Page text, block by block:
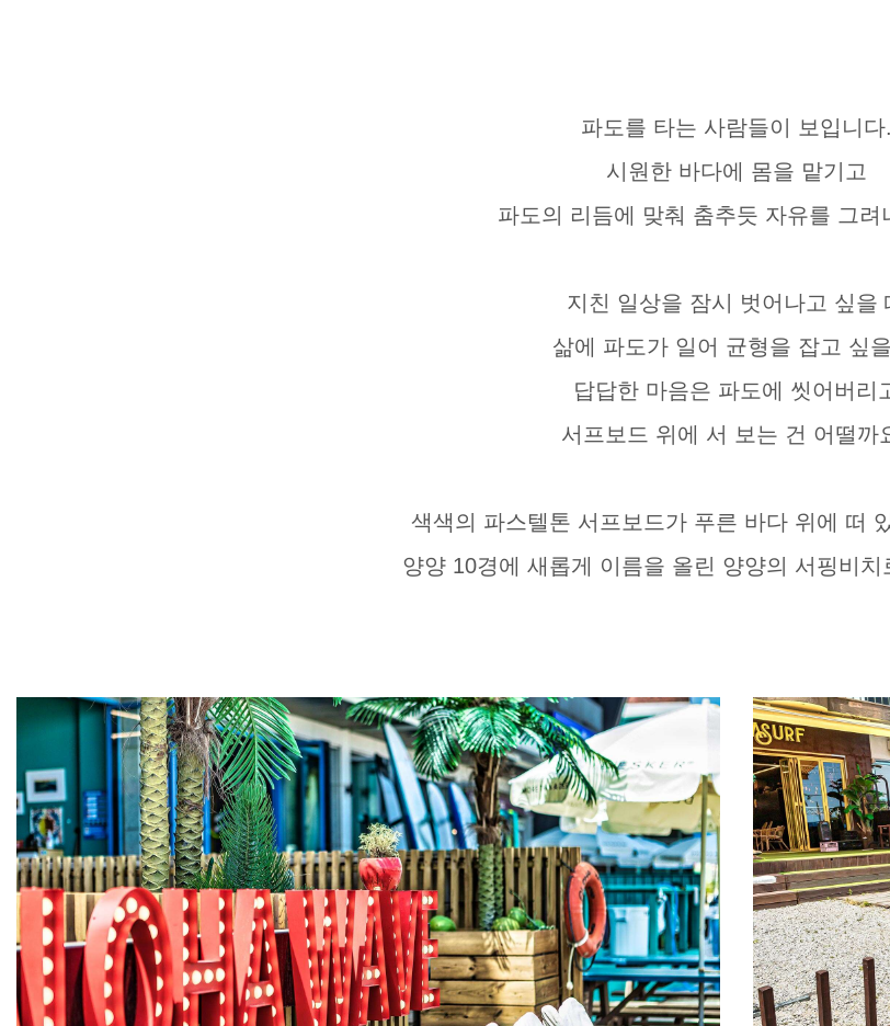
파도를 타는 사람들이 보입니다.
시원한 바다에 몸을 맡기고
파도의 리듬에 맞춰 춤추듯 자유를 그려
지친 일상을 잠시 벗어나고 싶을
삶에 파도가 일어 균형을 잡고 싶
답답한 마음은 파도에 씻어버리
서프보드 위에 서 보는 건 어떨까
색색의 파스텔톤 서프보드가 푸른 바다 위에 떠
양양 10경에 새롭게 이름을 올린 양양의 서핑비치